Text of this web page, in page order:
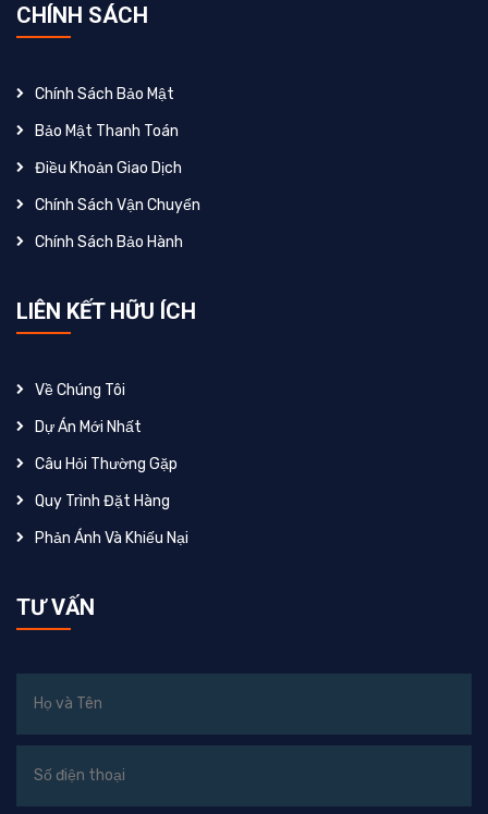
CHÍNH SÁCH
Chính Sách Bảo Mật
Bảo Mật Thanh Toán
Điều Khoản Giao Dịch
Chính Sách Vận Chuyển
Chính Sách Bảo Hành
LIÊN KẾT HỮU ÍCH
Về Chúng Tôi
Dự Án Mới Nhất
Câu Hỏi Thường Gặp
Quy Trình Đặt Hàng
Phản Ánh Và Khiếu Nại
TƯ VẤN